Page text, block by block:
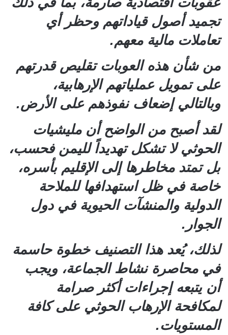
تجميد أصول قياداتهم وحظر أي
تعاملات مالية معهم.
من شأن هذه العوبات تقليص قدرتهم
على تمويل عملياتهم الإرهابية،
وبالتالي إضعاف نفوذهم على الأرض.
لقد أصبح من الواضح أن مليشيات
الحوثي لا تشكل تهديداً لليمن فحسب،
بل تمتد مخاطرها إلى الإقليم بأسره،
خاصة في ظل استهدافها للملاحة
الدولية والمنشآت الحيوية في دول
الجوار.
لذلك، يُعد هذا التصنيف خطوة حاسمة
في محاصرة نشاط الجماعة، ويجب
أن يتبعه إجراءات أكثر صرامة
لمكافحة الإرهاب الحوثي على كافة
المستويات.